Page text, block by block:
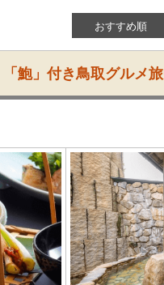
おすすめ順
鮑」付き鳥取グルメ